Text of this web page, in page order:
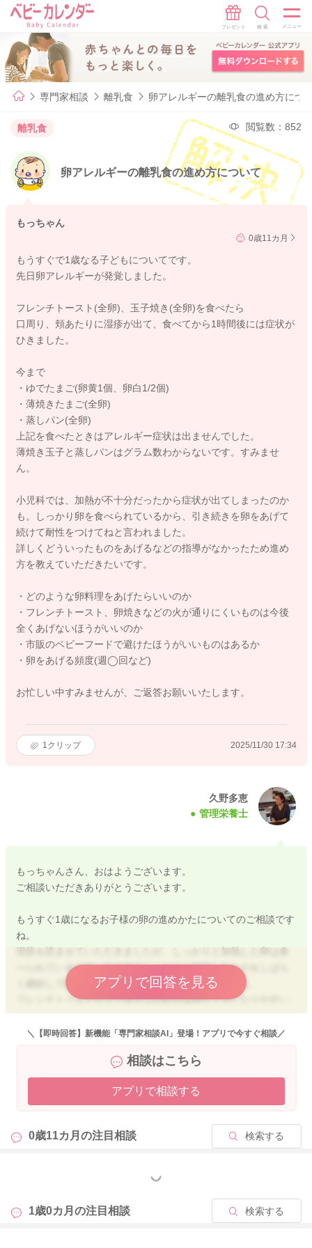
専門家相談 離乳食 卵アレルギーの離乳食の進め方につ
離乳食 閲覧数：852
卵アレルギーの離乳食の進め方について
もっちゃん
0歳11カ月
もうすぐで1歳なる子どもについてです。
先日卵アレルギーが発覚しました。
フレンチトースト(全卵)、玉子焼き(全卵)を食べたら
口周り、頬あたりに湿疹が出て、食べてから1時間後には症状が
ひきました。
今まで
・ゆでたまご(卵黄1個、卵白1/2個)
・薄焼きたまご(全卵)
・蒸しパン(全卵)
上記を食べたときはアレルギー症状は出ませんでした。
薄焼き玉子と蒸しパンはグラム数わからないです。すみませ
ん。
小児科では、加熱が不十分だったから症状が出てしまったのか
も。しっかり卵を食べられているから、引き続きを卵をあげて
続けて耐性をつけてねと言われました。
詳しくどういったものをあげるなどの指導がなかったため進め
方を教えていただきたいです。
・どのような卵料理をあげたらいいのか
・フレンチトースト、卵焼きなどの火が通りにくいものは今後
全くあげないほうがいいのか
・市販のベビーフードで避けたほうがいいものはあるか
・卵をあげる頻度(週◯回など)
お忙しい中すみませんが、ご返答お願いいたします。
1 クリップ 2025/11/30 17:34
久野多恵
管理栄養士
もっちゃんさん、おはようございます。
ご相談いただきありがとうございます。
もうすぐ1歳になるお子様の卵の進めかたについてのご相談です
ね。
現状を読ませていただきましたが、しっかりと加熱した卵は食
べられているので、引き続きしっかりと加熱したものをしばら
く継続して慣れさせてあげると良いように思いますよ。
フレンチトーストや玉子焼きは比較的加熱不十分になりやすい
調理法でもありますので、もう少ししっかりと加熱したものに
慣れさせてから、徐々に進めると良いと思います。
・どのような卵料理をあげたらいいのか
⇒しっかりと加熱できる調理法のものをあげましょう。
です。 スクランブルエッグや玉子焼きなどは、加熱不十分に
なりやすいので、調理した後レンジ加熱するなどの方法も良い
全くあげないほうがいいのか
⇒まだ１歳前ですし、しっかりと加熱した卵料理が安心です。
アプリで回答を見る
＼【即時回答】新機能「専門家相談AI」登場！アプリで今すぐ相談／
相談はこちら
アプリで相談する
0歳11カ月の注目相談 検索する
もっと見る
1歳0カ月の注目相談 検索する